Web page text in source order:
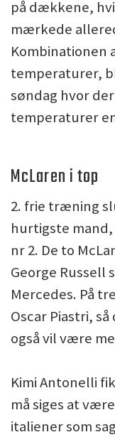
på dækkene,
mærkede
Kombinationen
temperaturer,
søndag hvor
temperaturer
McLaren i top
2. frie træning
hurtigste
nr 2. De to
George Russell
Mercedes. På
Oscar Piastri,
også vil være
Kimi Antonelli
må siges at
italiener som